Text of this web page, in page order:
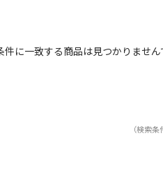
件に一致する商品は見つかりませ
（検索